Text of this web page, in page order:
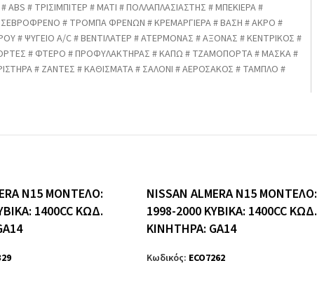
# ΤΡΙΣΙΜΠΙΤΕΡ # ΜΑΤΙ # ΠΟΛΛΑΠΛΑΣΙΑΣΤΗΣ # ΜΠΕΚΙΕΡΑ #
# ΤΡΟΜΠΑ ΦΡΕΝΩΝ # ΚΡΕΜΑΡΓΙΕΡΑ # ΒΑΣΗ # ΑΚΡΟ #
# ΨΥΓΕΙΟ A/C # ΒΕΝΤΙΛΑΤΕΡ # ΑΤΕΡΜΟΝΑΣ # ΑΞΟΝΑΣ # ΚΕΝΤΡΙΚΟΣ #
# ΦΤΕΡΟ # ΠΡΟΦΥΛΑΚΤΗΡΑΣ # ΚΑΠΩ # ΤΖΑΜΟΠΟΡΤΑ # ΜΑΣΚΑ #
# ΖΑΝΤΕΣ # ΚΑΘΙΣΜΑΤΑ # ΣΑΛΟΝΙ # ΑΕΡΟΣΑΚΟΣ # ΤΑΜΠΛΟ #
N15 ΜΟΝΤΕΛΟ:
1400CC ΚΩΔ.
NISSAN ALMERA N15 ΜΟΝΤΕΛΟ:
1998-2000 ΚΥΒΙΚΑ: 1400CC ΚΩΔ.
ΚΙΝΗΤΗΡΑ: GA14
Κωδικός: ECO7262